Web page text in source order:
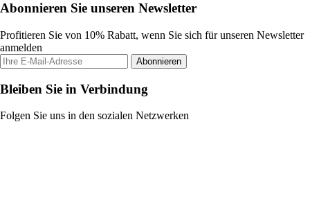
Abonnieren Sie unseren Newsletter
Profitieren Sie von 10% Rabatt, wenn Sie sich für unseren Newsletter
anmelden
Abonnieren
Bleiben Sie in Verbindung
Folgen Sie uns in den sozialen Netzwerken